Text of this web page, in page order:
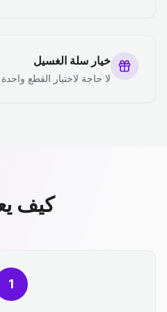
خيار سلة الغسيل
لا حاجة لاختيار القطع
كيف
1